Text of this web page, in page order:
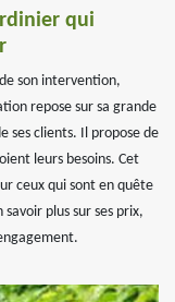
qui
son intervention,
repose sur sa grande
ses clients. Il propose de
leurs besoins. Cet
ceux qui sont en quête
plus sur ses prix,